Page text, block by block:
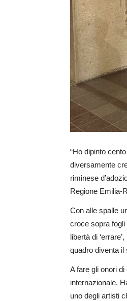
“Ho dipinto
diversamente
riminese
Regione Emilia-
Con alle spalle
croce sopra fogli
libertà di
quadro diventa il
A fare gli onori
internazionale.
uno degli artisti